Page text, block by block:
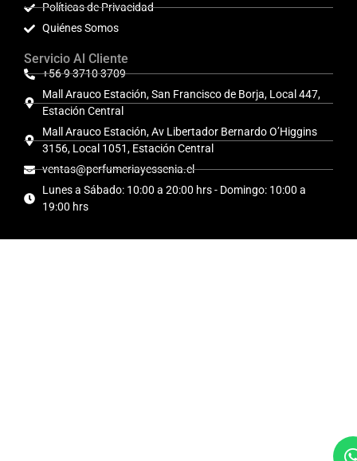
Políticas de Privacidad
Quiénes Somos
Servicio Al Cliente
+56 9 3710 3709
Mall Arauco Estación, San Francisco de Borja, Local 447,
Estación Central
Mall Arauco Estación, Av Libertador Bernardo O’Higgins
3156, Local 1051, Estación Central
ventas@perfumeriayessenia.cl
Lunes a Sábado: 10:00 a 20:00 hrs - Domingo: 10:00 a
19:00 hrs